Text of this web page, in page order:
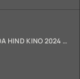
SALAAR 2 QISMI UZBEK TILIDA HIND KINO 2024 TARJIMA 720p HD Skachat